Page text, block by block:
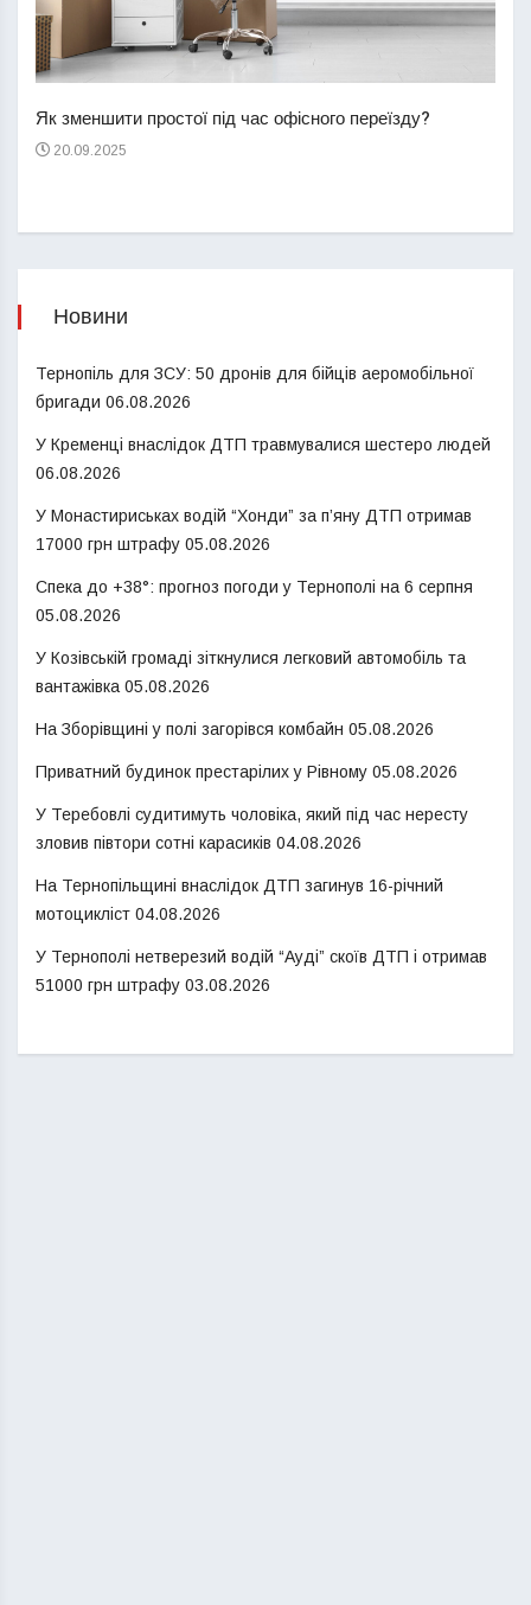
Як зменшити простої під час офісного переїзду?
20.09.2025
Новини
Тернопіль для ЗСУ: 50 дронів для бійців аеромобільної
бригади 06.08.2026
У Кременці внаслідок ДТП травмувалися шестеро людей
06.08.2026
У Монастириськах водій “Хонди” за п’яну ДТП отримав
17000 грн штрафу 05.08.2026
Спека до +38°: прогноз погоди у Тернополі на 6 серпня
05.08.2026
У Козівській громаді зіткнулися легковий автомобіль та
вантажівка 05.08.2026
На Зборівщині у полі загорівся комбайн 05.08.2026
Приватний будинок престарілих у Рівному 05.08.2026
У Теребовлі судитимуть чоловіка, який під час нересту
зловив півтори сотні карасиків 04.08.2026
На Тернопільщині внаслідок ДТП загинув 16-річний
мотоцикліст 04.08.2026
У Тернополі нетверезий водій “Ауді” скоїв ДТП і отримав
51000 грн штрафу 03.08.2026